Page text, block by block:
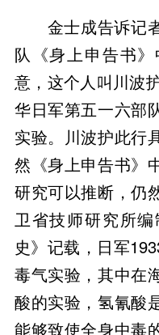
金士成告诉记
队《身上申告书
意，这个人叫川波
华日军第五一六部
实验。川波护此行
然《身上申告书》
研究可以推断，仍
卫省技师研究所
史》记载，日军
毒气实验，其中在
酸的实验，氢氰酸
能够致使全身中毒